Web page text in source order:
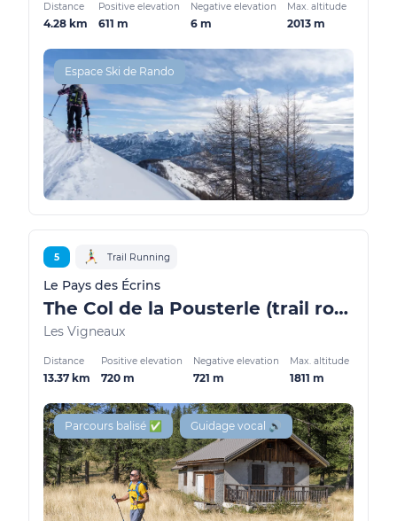
Distance
4.28 km
Positive elevation
611 m
Negative elevation
6 m
Max. altitude
2013 m
Espace Ski de Rando
5 Trail Running
Le Pays des Écrins
The Col de la Pousterle (trail route no. 5)
Les Vigneaux
Distance
13.37 km
Positive elevation
720 m
Negative elevation
721 m
Max. altitude
1811 m
Parcours balisé ✅ Guidage vocal 🔊